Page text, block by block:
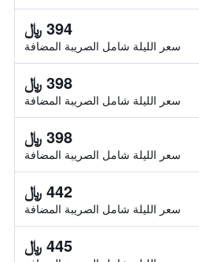
394 ﷼
سعر الليلة شامل الصريبة المضافة
398 ﷼
سعر الليلة شامل الصريبة المضافة
398 ﷼
سعر الليلة شامل الصريبة المضافة
442 ﷼
سعر الليلة شامل الصريبة المضافة
445 ﷼